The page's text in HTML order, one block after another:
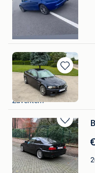
De Panne
Bewaren
in
Mijn
Favorieten
Bks
Zaventem
Bewaren
in
Mijn
Favorieten
sigma